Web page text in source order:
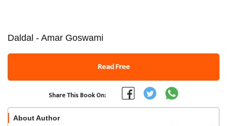
Daldal - Amar Goswami
Read Free
Share This Book On:
About Author